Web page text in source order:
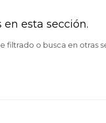
en esta sección.
o busca en otras